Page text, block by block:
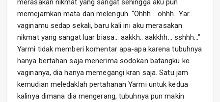
merasakan nikmat yang sangat sehingga aku pun
memejamkan mata dan melenguh. “Ohhh… ohhh.. Yar..
vaginamu sedap sekali, baru kali ini aku merasakan
nikmat yang sangat luar biasa… aakkh.. aakkhh… sshhh…”
Yarmi tidak memberi komentar apa-apa karena tubuhnya
hanya bertahan saja menerima sodokan batangku ke
vaginanya, dia hanya memegangi kran saja. Satu jam
kemudian meledaklah pertahanan Yarmi untuk kedua
kalinya dimana dia mengerang, tubuhnya pun makin